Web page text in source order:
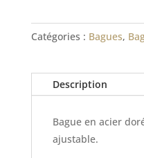
Catégories : Bagues,
Description
Bague en acier
ajustable.